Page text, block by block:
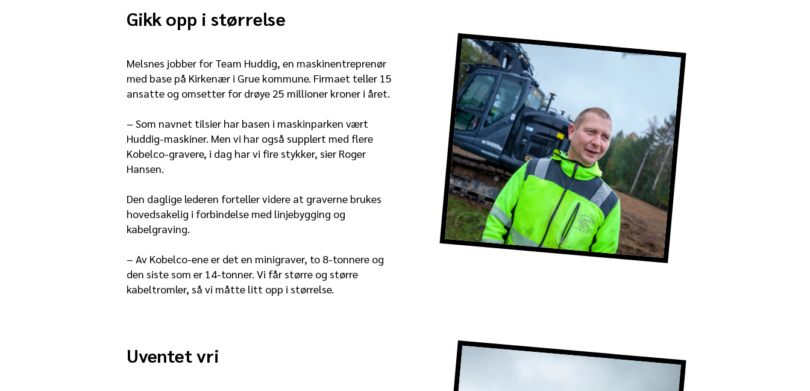
Uventet vri
Melsnes jobber for Team Huddig, en maskinentreprenør
med base på Kirkenær i Grue kommune. Firmaet teller 15
ansatte og omsetter for drøye 25 millioner kroner i året.
– Som navnet tilsier har basen i maskinparken vært
Huddig-maskiner. Men vi har også supplert med flere
Kobelco-gravere, i dag har vi fire stykker, sier Roger
Hansen.
Den daglige lederen forteller videre at graverne brukes
hovedsakelig i forbindelse med linjebygging og
kabelgraving.
– Av Kobelco-ene er det en minigraver, to 8-tonnere og
den siste som er 14-tonner. Vi får større og større
kabeltromler, så vi måtte litt opp i størrelse.
Gikk opp i størrelse